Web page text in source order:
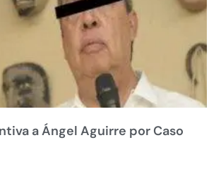
a Ángel Aguirre por Caso